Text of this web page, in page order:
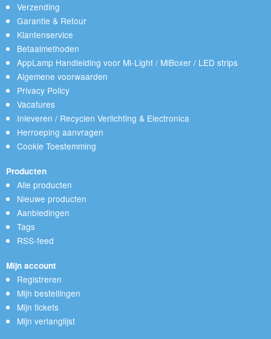
Verzending
Garantie & Retour
Klantenservice
Betaalmethoden
AppLamp Handleiding voor Mi-Light / MiBoxer / LED strips
Algemene voorwaarden
Privacy Policy
Vacatures
Inleveren / Recyclen Verlichting & Electronica
Herroeping aanvragen
Cookie Toestemming
Producten
Alle producten
Nieuwe producten
Aanbiedingen
Tags
RSS-feed
Mijn account
Registreren
Mijn bestellingen
Mijn tickets
Mijn verlanglijst